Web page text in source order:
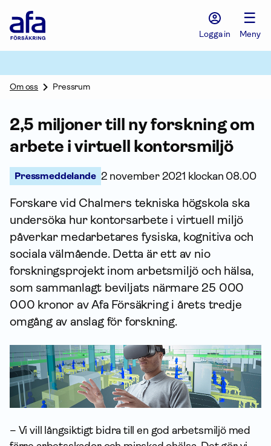
Försäkring
Logga in
☰
Meny
Om oss Pressrum
2,5 miljoner till ny forskning om
arbete i virtuell kontorsmiljö
Pressmeddelande 2 november 2021 klockan 08.00
Forskare vid Chalmers tekniska högskola ska
undersöka hur kontorsarbete i virtuell miljö
påverkar medarbetares fysiska, kognitiva och
sociala välmående. Detta är ett av nio
forsknings­projekt inom arbetsmiljö och hälsa,
som sammanlagt beviljats närmare 25 000
000 kronor av Afa För­säkring i årets tredje
omgång av anslag för forskning.
– Vi vill långsiktigt bidra till en god arbetsmiljö med